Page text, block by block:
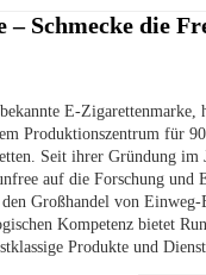
– Schmecke die
E-Zigarettenmarke,
Produktionszentrum für
Seit ihrer Gründung im
auf die Forschung und
Großhandel von Einweg-
Kompetenz bietet
Produkte und